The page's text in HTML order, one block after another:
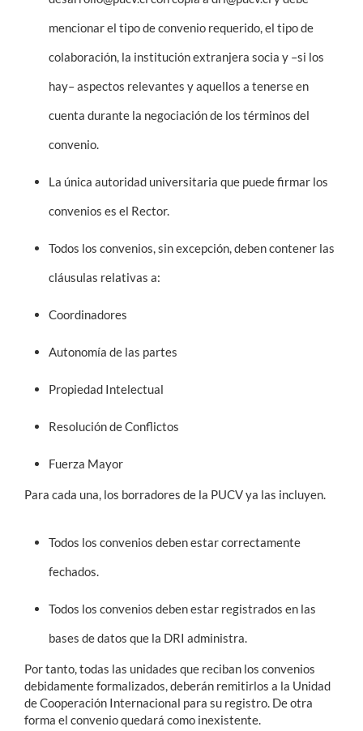
mencionar el tipo de convenio requerido, el tipo de
colaboración, la institución extranjera socia y –si los
hay– aspectos relevantes y aquellos a tenerse en
cuenta durante la negociación de los términos del
convenio.
La única autoridad universitaria que puede firmar los
convenios es el Rector.
Todos los convenios, sin excepción, deben contener las
cláusulas relativas a:
Coordinadores
Autonomía de las partes
Propiedad Intelectual
Resolución de Conflictos
Fuerza Mayor
Para cada una, los borradores de la PUCV ya las incluyen.
Todos los convenios deben estar correctamente
fechados.
Todos los convenios deben estar registrados en las
bases de datos que la DRI administra.
Por tanto, todas las unidades que reciban los convenios
debidamente formalizados, deberán remitirlos a la Unidad
de Cooperación Internacional para su registro. De otra
forma el convenio quedará como inexistente.